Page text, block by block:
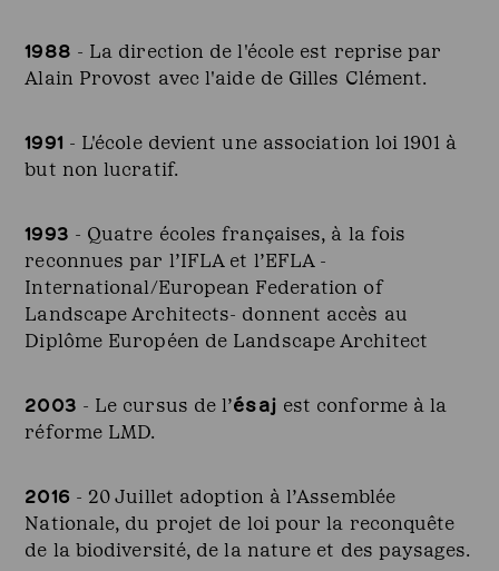
1988 - La direction de l'école est reprise par
Alain Provost avec l'aide de Gilles Clément.
1991 - L'école devient une association loi 1901 à
but non lucratif.
1993 - Quatre écoles françaises, à la fois
reconnues par l’IFLA et l’EFLA -
International/European Federation of
Landscape Architects- donnent accès au
Diplôme Européen de Landscape Architect
2003 - Le cursus de l’ésaj est conforme à la
réforme LMD.
2016 - 20 Juillet adoption à l’Assemblée
Nationale, du projet de loi pour la reconquête
de la biodiversité, de la nature et des paysages.